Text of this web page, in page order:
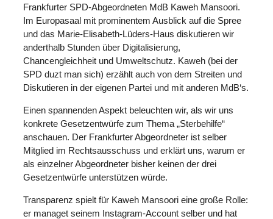
Frankfurter SPD-Abgeordneten MdB Kaweh Mansoori.
Im Europasaal mit prominentem Ausblick auf die Spree
und das Marie-Elisabeth-Lüders-Haus diskutieren wir
anderthalb Stunden über Digitalisierung,
Chancengleichheit und Umweltschutz. Kaweh (bei der
SPD duzt man sich) erzählt auch von dem Streiten und
Diskutieren in der eigenen Partei und mit anderen MdB‘s.
Einen spannenden Aspekt beleuchten wir, als wir uns
konkrete Gesetzentwürfe zum Thema „Sterbehilfe“
anschauen. Der Frankfurter Abgeordneter ist selber
Mitglied im Rechtsausschuss und erklärt uns, warum er
als einzelner Abgeordneter bisher keinen der drei
Gesetzentwürfe unterstützen würde.
Transparenz spielt für Kaweh Mansoori eine große Rolle:
er managet seinem Instagram-Account selber und hat